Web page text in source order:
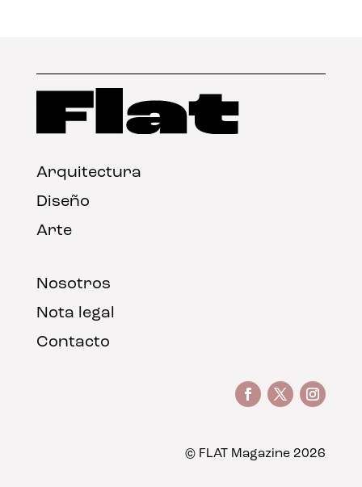
Arquitectura
Diseño
Arte
Nosotros
Nota legal
Contacto
© FLAT Magazine 2026